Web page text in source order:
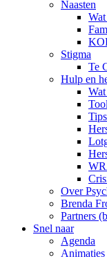
Naasten
Stigma
Te
Hulp en
Over
Brenda
Partners
Snel naar
Agenda
Animaties